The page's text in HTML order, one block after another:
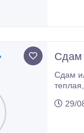
Сдам или продам 3-х
теплая, находится на 2/5 здания, 2 балкона(застекленные), мебелированна, бытовая техника(СВЧ печь, стиральная машина
29/